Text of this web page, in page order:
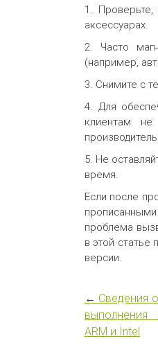
1.
аксессуарах.
2. Часто
(например,
3. Снимите с
4. Для
клиентам не
5. Не
время.
Если после
проблема
в этой статье
версии.
← Сведения
выполнения
ARM и Intel